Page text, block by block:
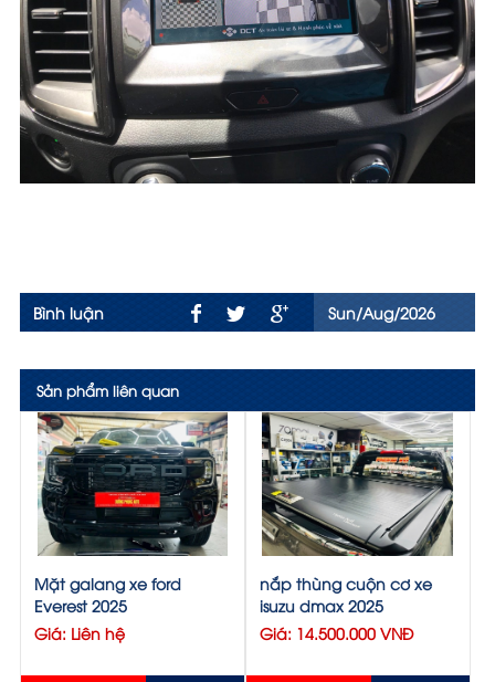
Bình luận Sun/Aug/2026
Sản phẩm liên quan
Mặt galang xe ford
Everest 2025
Giá: Liên hệ
nắp thùng cuộn cơ xe
isuzu dmax 2025
Giá: 14.500.000 VNĐ